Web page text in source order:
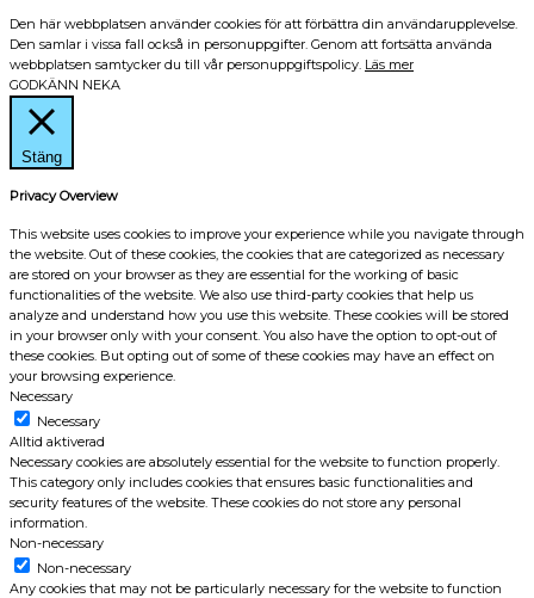
Den här webbplatsen använder cookies för att förbättra din användarupplevelse.
Den samlar i vissa fall också in personuppgifter. Genom att fortsätta använda
webbplatsen samtycker du till vår personuppgiftspolicy. Läs mer
GODKÄNN NEKA
Stäng
Privacy Overview
This website uses cookies to improve your experience while you navigate through
the website. Out of these cookies, the cookies that are categorized as necessary
are stored on your browser as they are essential for the working of basic
functionalities of the website. We also use third-party cookies that help us
analyze and understand how you use this website. These cookies will be stored
in your browser only with your consent. You also have the option to opt-out of
these cookies. But opting out of some of these cookies may have an effect on
your browsing experience.
Necessary
Necessary
Alltid aktiverad
Necessary cookies are absolutely essential for the website to function properly.
This category only includes cookies that ensures basic functionalities and
security features of the website. These cookies do not store any personal
information.
Non-necessary
Non-necessary
Any cookies that may not be particularly necessary for the website to function